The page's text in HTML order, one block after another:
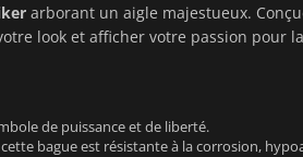
arborant un aigle majestueux.
look et afficher votre passion pour
de puissance et de liberté.
bague est résistante à la corrosion,